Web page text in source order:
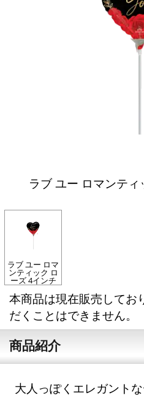
ラブ ユー ロマンテ
ラブ ユー ロマ
ンティック ロ
ーズ 4インチ
本商品は現在販売してお
だくことはできません。
商品紹介
大人っぽくエレガントな